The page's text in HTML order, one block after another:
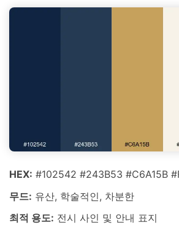
HEX: #102542 #243B53 #C6A15B
무드: 유산, 학술적인, 차분한
최적 용도: 전시 사인 및 안내 표지